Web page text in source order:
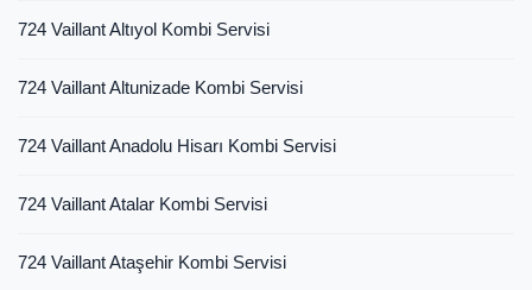
724 Vaillant Altıyol Kombi Servisi
724 Vaillant Altunizade Kombi Servisi
724 Vaillant Anadolu Hisarı Kombi Servisi
724 Vaillant Atalar Kombi Servisi
724 Vaillant Ataşehir Kombi Servisi